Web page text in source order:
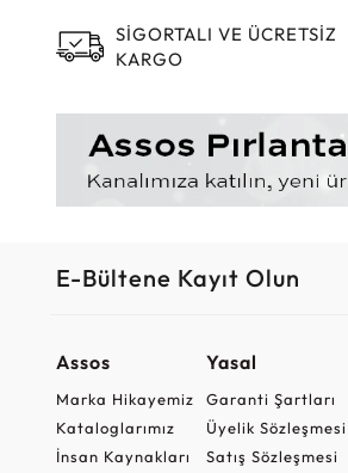
SİGORTALI VE ÜCRETSİZ
KARGO
E-Bültene Kayıt Olun
Assos
Marka Hikayemiz
Kataloglarımız
İnsan Kaynakları
Yasal
Garanti Şartları
Üyelik Sözleşmesi
Satış Sözleşmesi